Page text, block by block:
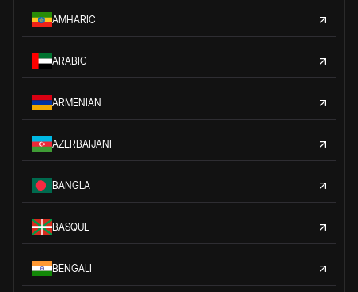
AMHARIC
ARABIC
ARMENIAN
AZERBAIJANI
BANGLA
BASQUE
BENGALI